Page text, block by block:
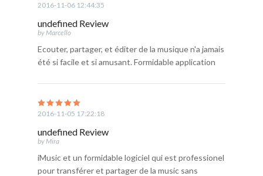
2016-11-06 12:44:35
undefined Review
by Marcello
Ecouter, partager, et éditer de la musique n'a jamais
été si facile et si amusant. Formidable application
2016-11-05 17:22:18
undefined Review
by Mira
iMusic et un formidable logiciel qui est professionel
pour transférer et partager de la music sans